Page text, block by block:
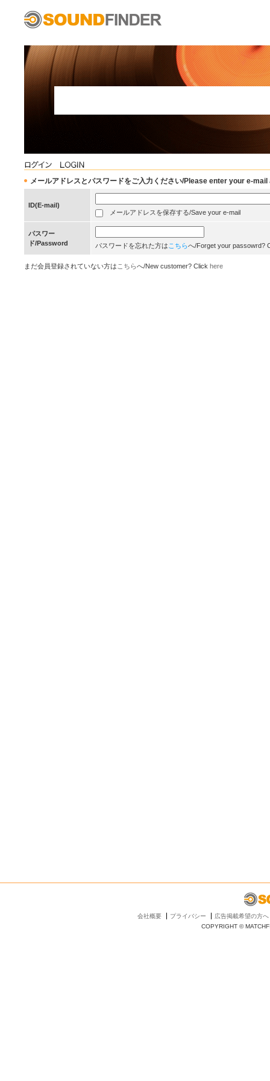
メールアドレスとパスワードをご入力ください/Please enter your e-
ID(E-mail)
メールアドレスを保存する/Save your e-mail
パスワー
ド/Password
パスワードを忘れた方は こちらへ/Forget your passowrd?
まだ会員登録されていない方は こちらへ/New customer? Click here
会社概要 プライバシー
広告掲載希望の方へ
COPYRIGHT ©